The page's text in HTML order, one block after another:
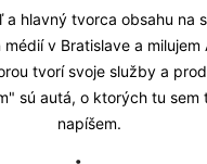
a hlavný tvorca obsahu na
médií v Bratislave a milujem
tvorí svoje služby a
sú autá, o ktorých tu sem
napíšem.